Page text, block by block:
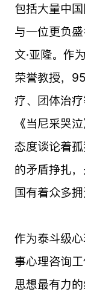
包括大量中
与一位更负
文·亚隆。作
荣誉教授，
疗、团体治
《当尼采哭
态度谈论着
的矛盾挣扎
国有着众多
作为泰斗级
事心理咨询
思想最有力